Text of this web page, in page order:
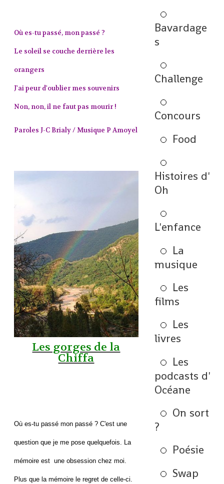
Où es-tu passé, mon passé ?
Le soleil se couche derrière les
orangers
J'ai peur d'oublier mes souvenirs
Non, non, il ne faut pas mourir !
Paroles J-C Brialy / Musique P Amoyel
Les gorges de la
Chiffa
Où es-tu passé mon passé ?C'est une
question que je me pose quelquefois. La
mémoire est une obsession chez moi.
Plus que la mémoire le regret de celle-ci.
Bavardage
s
Challenge
Concours
Food
Histoires d'
Oh
L'enfance
La
musique
Les
films
Les
livres
Les
podcasts d'
Océane
On sort
?
Poésie
Swap